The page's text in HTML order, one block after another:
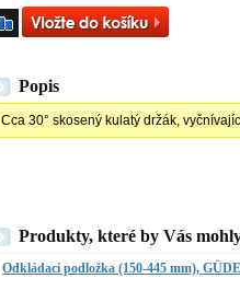
Popis
Cca 30° skosený kulatý držák,
Produkty, které by Vás
Odkládací podložka (150-445 mm), GÜDE